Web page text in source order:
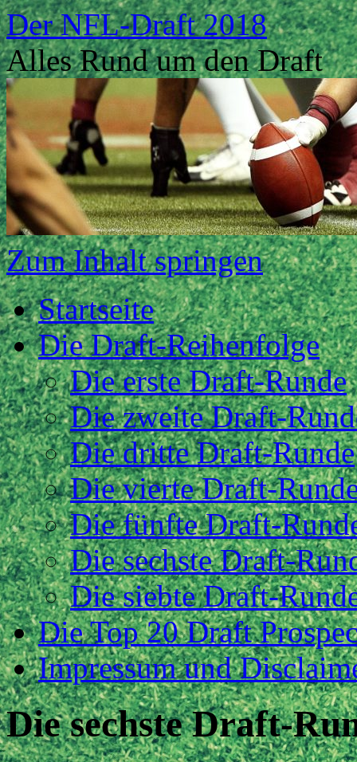
Der NFL-Draft 2018
Alles Rund um den Draft
Zum Inhalt springen
Startseite
Die Draft-Reihenfolge
Die erste Draft-Runde
Die zweite Draft-
Die dritte Draft-Runde
Die vierte Draft-
Die fünfte Draft-
Die sechste Draft-
Die siebte Draft-
Die Top 20 Draft
Impressum und
Die sechste Draft-